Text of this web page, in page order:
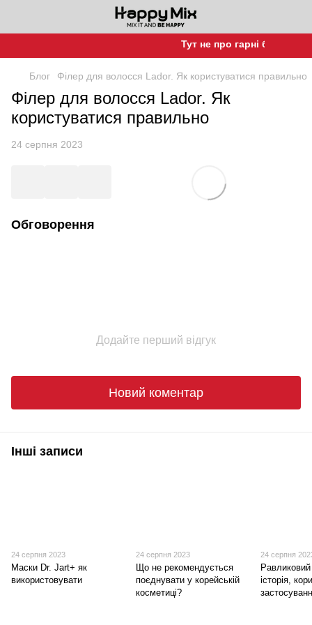
Тут не про гарні баночки,
Блог Філер для волосся Lador. Як користуватися правильно
Філер для волосся Lador. Як
користуватися правильно
24 серпня 2023
Обговорення
Додайте перший відгук
Новий коментар
Інші записи
24 серпня 2023
Маски Dr. Jart+ як
використовувати
24 серпня 2023
Що не рекомендується
поєднувати у корейській
косметиці?
24 серпня
історія,